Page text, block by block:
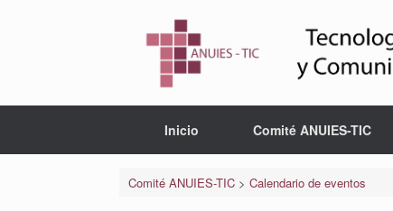
Inicio Comité ANUIES-TIC
Comité ANUIES-TIC> Calendario de eventos